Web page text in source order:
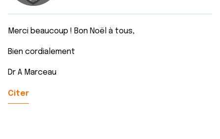
Merci beaucoup ! Bon Noël à tous,
Bien cordialement
Dr A Marceau
Citer